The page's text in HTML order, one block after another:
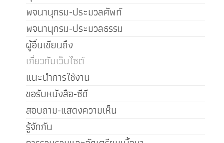
พจนานุกรม-ประมวลศัพท์
พจนานุกรม-ประมวลธรรม
ผู้อื่นเขียนถึง
เกี่ยวกับเว็บไซต์
แนะนำการใช้งาน
ขอรับหนังสือ-ซีดี
สอบถาม-แสดงความเห็น
รู้จักกัน